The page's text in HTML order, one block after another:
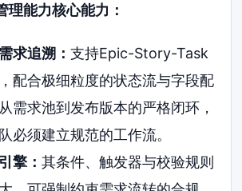
理能力核心能力：
求追溯： 支持Epic-Story-Task
配合极细粒度的状态流与字段配
需求池到发布版本的严格闭环，
必须建立规范的工作流。
擎： 其条件、触发器与校验规则